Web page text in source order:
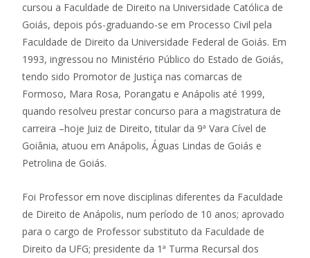
cursou a Faculdade de Direito na Universidade Católica de
Goiás, depois pós-graduando-se em Processo Civil pela
Faculdade de Direito da Universidade Federal de Goiás. Em
1993, ingressou no Ministério Público do Estado de Goiás,
tendo sido Promotor de Justiça nas comarcas de
Formoso, Mara Rosa, Porangatu e Anápolis até 1999,
quando resolveu prestar concurso para a magistratura de
carreira –hoje Juiz de Direito, titular da 9ª Vara Cível de
Goiânia, atuou em Anápolis, Águas Lindas de Goiás e
Petrolina de Goiás.
Foi Professor em nove disciplinas diferentes da Faculdade
de Direito de Anápolis, num período de 10 anos; aprovado
para o cargo de Professor substituto da Faculdade de
Direito da UFG; presidente da 1ª Turma Recursal dos